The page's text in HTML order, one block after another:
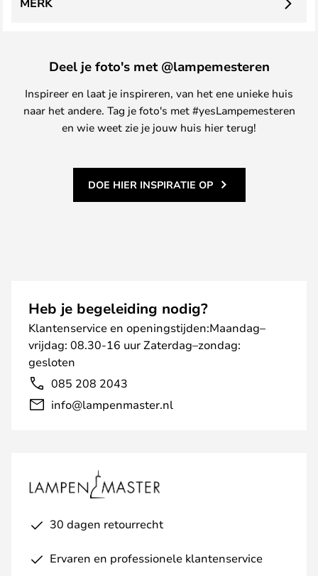
Deel je foto's met @lampemesteren
Inspireer en laat je inspireren, van het ene unieke huis
naar het andere. Tag je foto's met #yesLampemesteren
en wie weet zie je jouw huis hier terug!
DOE HIER INSPIRATIE OP
Heb je begeleiding nodig?
Klantenservice en openingstijden:Maandag–
vrijdag: 08.30-16 uur Zaterdag–zondag:
gesloten
085 208 2043
info@lampenmaster.nl
30 dagen retourrecht
Ervaren en professionele klantenservice